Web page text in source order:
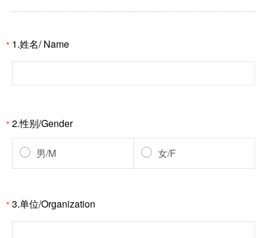
* 1.姓名/ Name
*2.性别/Gender
男/M 女/F
*3.单位/Organization